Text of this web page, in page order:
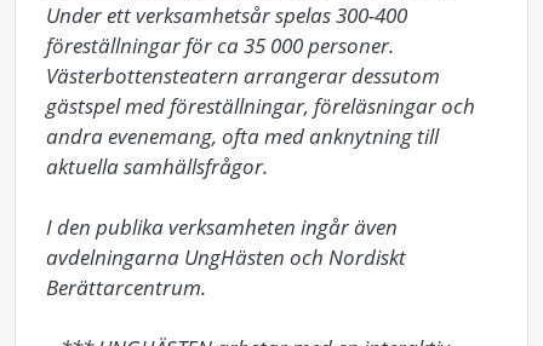
Under ett verksamhetsår spelas 300-400
föreställningar för ca 35 000 personer.
Västerbottensteatern arrangerar dessutom
gästspel med föreställningar, föreläsningar och
andra evenemang, ofta med anknytning till
aktuella samhällsfrågor.
I den publika verksamheten ingår även
avdelningarna UngHästen och Nordiskt
Berättarcentrum.